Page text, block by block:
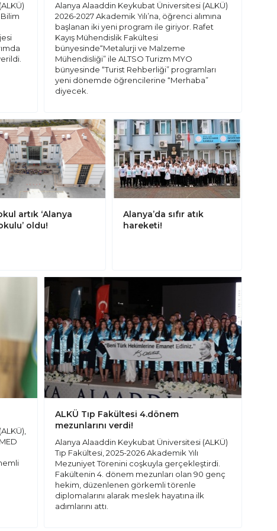
Alanya Alaaddin Keykubat Üniversitesi (ALKÜ)
2026-2027 Akademik Yılı’na, öğrenci alımına
başlanan iki yeni program ile giriyor. Rafet
Kayış Mühendislik Fakültesi
bünyesinde“Metalurji ve Malzeme
Mühendisliği” ile ALTSO Turizm MYO
bünyesinde “Turist Rehberliği” programları
yeni dönemde öğrencilerine “Merhaba”
diyecek.
artık ‘Alanya
oldu!
Alanya’da sıfır atık
hareketi!
ALKÜ Tıp Fakültesi 4.dönem
mezunlarını verdi!
Alanya Alaaddin Keykubat Üniversitesi (ALKÜ)
Tıp Fakültesi, 2025-2026 Akademik Yılı
Mezuniyet Törenini coşkuyla gerçekleştirdi.
Fakültenin 4. dönem mezunları olan 90 genç
hekim, düzenlenen görkemli törenle
diplomalarını alarak meslek hayatına ilk
adımlarını attı.